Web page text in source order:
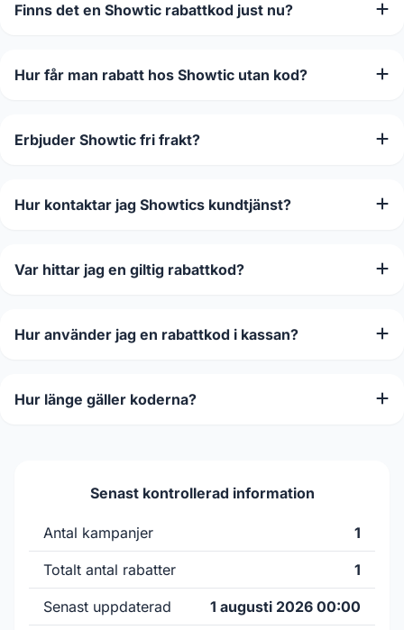
Finns det en Showtic rabattkod just nu?
Hur får man rabatt hos Showtic utan kod?
Erbjuder Showtic fri frakt?
Hur kontaktar jag Showtics kundtjänst?
Var hittar jag en giltig rabattkod?
Hur använder jag en rabattkod i kassan?
Hur länge gäller koderna?
Senast kontrollerad information
Antal kampanjer 1
Totalt antal rabatter 1
Senast uppdaterad 1 augusti 2026 00:00